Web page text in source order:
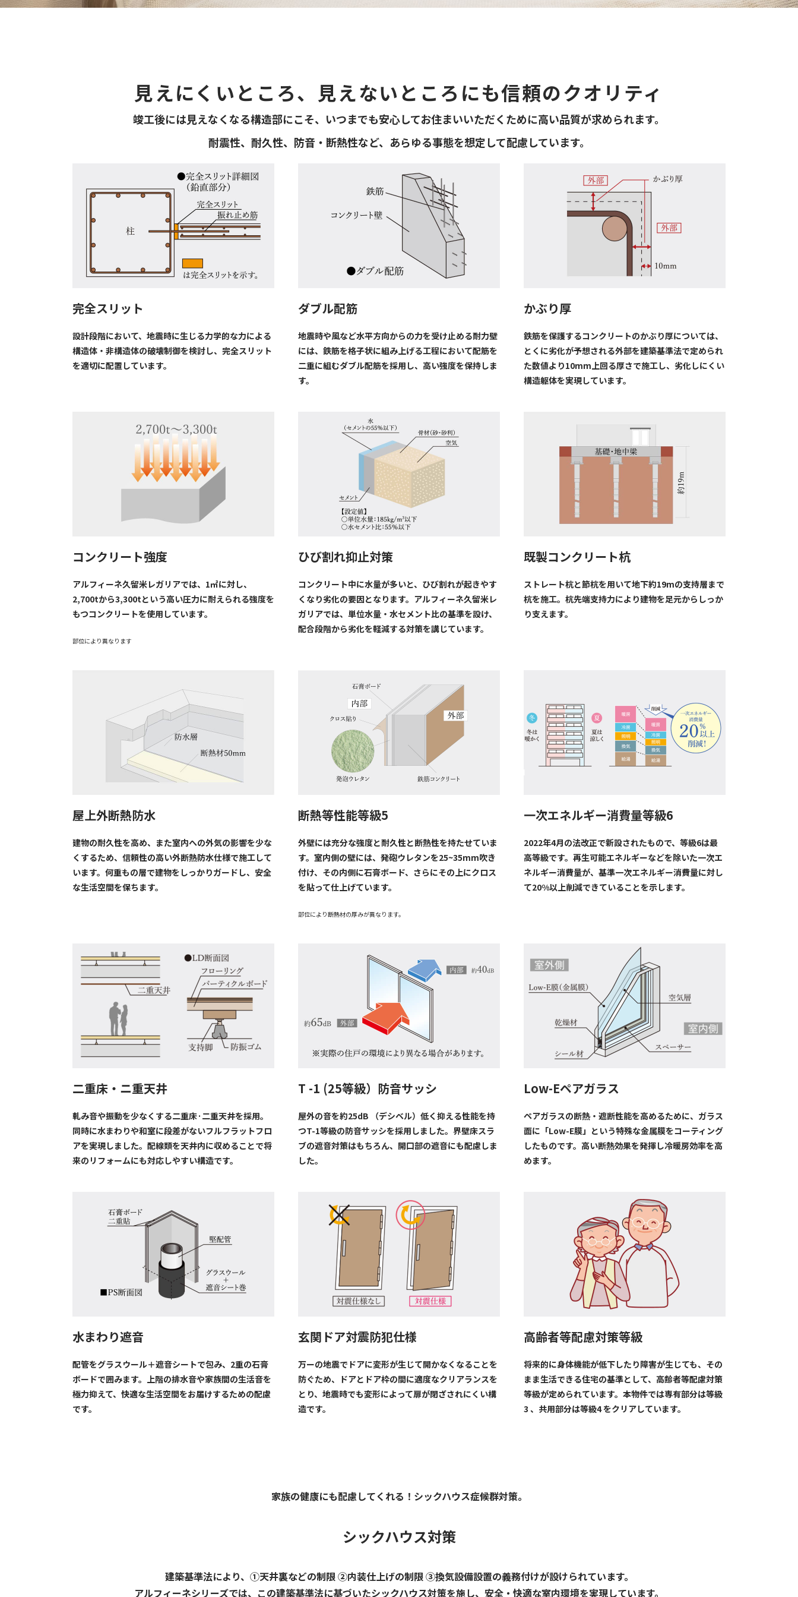
見えにくいところ、見えないところにも信頼のクオリティ
竣工後には見えなくなる構造部にこそ、いつまでも安心してお住まいいただくために高い品質が求められます。
耐震性、耐久性、防音・断熱性など、あらゆる事態を想定して配慮しています。
完全スリット
設計段階において、地震時に生じる力学的な力による
構造体・非構造体の破壊制御を検討し、完全スリット
を適切に配置しています。
ダブル配筋
地震時や風など水平方向からの力を受け止める耐力壁
には、鉄筋を格子状に組み上げる工程において配筋を
二重に組むダブル配筋を採用し、高い強度を保持しま
す。
かぶり厚
鉄筋を保護するコンクリートのかぶり厚については、
とくに劣化が予想される外部を建築基準法で定められ
た数値より10mm上回る厚さで施工し、劣化しにくい
構造躯体を実現しています。
コンクリート強度
アルフィーネ久留米レガリアでは、1㎡に対し、
2,700tから3,300tという高い圧力に耐えられる強度を
もつコンクリートを使用しています。
部位により異なります
ひび割れ抑止対策
コンクリート中に水量が多いと、ひび割れが起きやす
くなり劣化の要因となります。アルフィーネ久留米レ
ガリアでは、単位水量・水セメント比の基準を設け、
配合段階から劣化を軽減する対策を講じています。
既製コンクリート杭
ストレート杭と節杭を用いて地下約19mの支持層まで
杭を施工。杭先端支持力により建物を足元からしっか
り支えます。
屋上外断熱防水
建物の耐久性を高め、また室内への外気の影響を少な
くするため、信頼性の高い外断熱防水仕様で施工して
います。何重もの層で建物をしっかりガードし、安全
な生活空間を保ちます。
断熱等性能等級5
外壁には充分な強度と耐久性と断熱性を持たせていま
す。室内側の壁には、発砲ウレタンを25~35mm吹き
付け、その内側に石膏ボード、さらにその上にクロス
を貼って仕上げています。
部位により断熱材の厚みが異なります。
一次エネルギー消費量等級6
2022年4月の法改正で新設されたもので、等級6は最
高等級です。再生可能エネルギーなどを除いた一次エ
ネルギー消費量が、基準一次エネルギー消費量に対し
て20%以上削減できていることを示します。
二重床・ニ重天井
軋み音や振動を少なくする二重床·二重天井を採用。
同時に水まわりや和室に段差がないフルフラットフロ
アを実現しました。配線類を天井内に収めることで将
来のリフォームにも対応しやすい構造です。
T -1 (25等級）防音サッシ
屋外の音を約25dB （デシベル）低く抑える性能を持
つT-1等級の防音サッシを採用しました。界壁床スラ
ブの遮音対策はもちろん、開口部の遮音にも配慮しま
した。
Low-Eペアガラス
ペアガラスの断熱・遮断性能を高めるために、ガラス
面に「Low-E膜」という特殊な金属膜をコーティング
したものです。高い断熱効果を発揮し冷暖房効率を高
めます。
水まわり遮音
配管をグラスウール＋遮音シートで包み、2重の石膏
ボードで囲みます。上階の排水音や家族間の生活音を
極力抑えて、快適な生活空間をお届けするための配慮
です。
玄関ドア対震防犯仕様
万ーの地震でドアに変形が生じて開かなくなることを
防ぐため、ドアとドア枠の間に適度なクリアランスを
とり、地震時でも変形によって扉が閉ざされにくい構
造です。
高齢者等配慮対策等級
将来的に身体機能が低下したり障害が生じても、その
まま生活できる住宅の基準として、高齢者等配慮対策
等級が定められています。本物件では専有部分は等級
3 、共用部分は等級4 をクリアしています。
家族の健康にも配慮してくれる！シックハウス症候群対策。
シックハウス対策
建築基準法により、①天井裏などの制限 ②内装仕上げの制限 ③換気設備設置の義務付けが設けられています。
アルフィーネシリーズでは、この建築基準法に基づいたシックハウス対策を施し、安全・快適な室内環境を実現しています。